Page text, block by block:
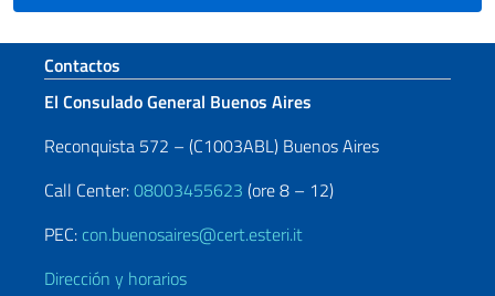
Sezione footer
Contactos
El Consulado General Buenos Aires
Reconquista 572 – (C1003ABL) Buenos Aires
Call Center:08003455623 (ore 8 – 12)
PEC: con.buenosaires@cert.esteri.it
Dirección y horarios